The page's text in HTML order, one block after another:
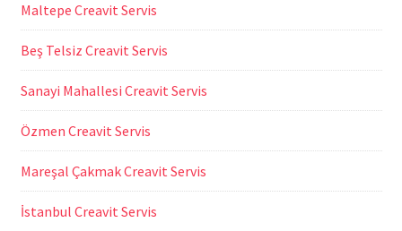
Maltepe Creavit Servis
Beş Telsiz Creavit Servis
Sanayi Mahallesi Creavit Servis
Özmen Creavit Servis
Mareşal Çakmak Creavit Servis
İstanbul Creavit Servis